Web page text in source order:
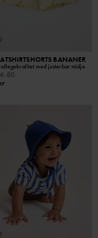
BANANER
med justerbar midje
80